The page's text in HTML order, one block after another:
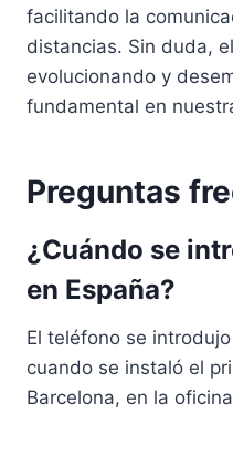
facilitando la
distancias. Sin duda,
evolucionando y
fundamental en
Preguntas
¿Cuándo se
en España?
El teléfono se
cuando se instaló el
Barcelona, en la